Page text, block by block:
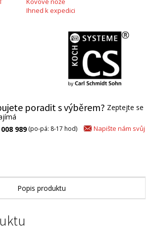
Ihned k expedici
poradit s výběrem? Zeptejte se
989(po-pá: 8-17 hod)
Napište nám svůj
Popis produktu